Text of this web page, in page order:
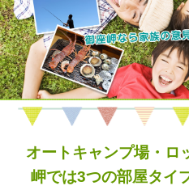
オートキャンプ場・ロ
岬では3つの部屋タイ